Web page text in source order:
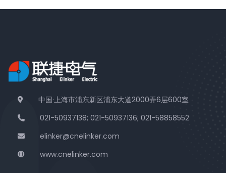
中国·上海市浦东新区浦东大道2000弄6层600室
021-50937138; 021-50937136; 021-58858552
elinker@cnelinker.com
www.cnelinker.com